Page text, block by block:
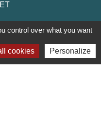
control over what you want
cookies Personalize